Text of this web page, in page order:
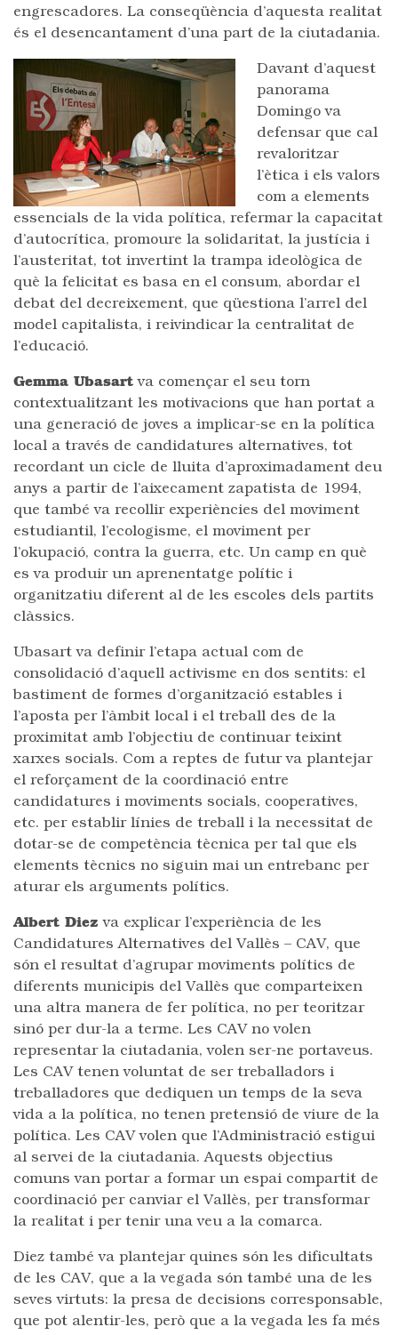
engrescadores. La conseqüència d’aquesta realitat
és el desencantament d’una part de la ciutadania.
Davant d’aquest
panorama
Domingo va
defensar que cal
revaloritzar
l’ètica i els valors
com a elements
essencials de la vida política, refermar la capacitat
d’autocrítica, promoure la solidaritat, la justícia i
l’austeritat, tot invertint la trampa ideològica de
què la felicitat es basa en el consum, abordar el
debat del decreixement, que qüestiona l’arrel del
model capitalista, i reivindicar la centralitat de
l’educació.
Gemma Ubasart va començar el seu torn
contextualitzant les motivacions que han portat a
una generació de joves a implicar-se en la política
local a través de candidatures alternatives, tot
recordant un cicle de lluita d’aproximadament deu
anys a partir de l’aixecament zapatista de 1994,
que també va recollir experiències del moviment
estudiantil, l’ecologisme, el moviment per
l’okupació, contra la guerra, etc. Un camp en què
es va produir un aprenentatge polític i
organitzatiu diferent al de les escoles dels partits
clàssics.
Ubasart va definir l’etapa actual com de
consolidació d’aquell activisme en dos sentits: el
bastiment de formes d’organització estables i
l’aposta per l’àmbit local i el treball des de la
proximitat amb l’objectiu de continuar teixint
xarxes socials. Com a reptes de futur va plantejar
el reforçament de la coordinació entre
candidatures i moviments socials, cooperatives,
etc. per establir línies de treball i la necessitat de
dotar-se de competència tècnica per tal que els
elements tècnics no siguin mai un entrebanc per
aturar els arguments polítics.
Albert Diez va explicar l’experiència de les
Candidatures Alternatives del Vallès – CAV, que
són el resultat d’agrupar moviments polítics de
diferents municipis del Vallès que comparteixen
una altra manera de fer política, no per teoritzar
sinó per dur-la a terme. Les CAV no volen
representar la ciutadania, volen ser-ne portaveus.
Les CAV tenen voluntat de ser treballadors i
treballadores que dediquen un temps de la seva
vida a la política, no tenen pretensió de viure de la
política. Les CAV volen que l’Administració estigui
al servei de la ciutadania. Aquests objectius
comuns van portar a formar un espai compartit de
coordinació per canviar el Vallès, per transformar
la realitat i per tenir una veu a la comarca.
Diez també va plantejar quines són les dificultats
de les CAV, que a la vegada són també una de les
seves virtuts: la presa de decisions corresponsable,
que pot alentir-les, però que a la vegada les fa més